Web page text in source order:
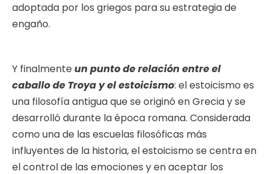
adoptada por los griegos para su estrategia de
engaño.
Y finalmenteun punto de relación entre el
caballo de Troya y el estoicismo: el estoicismo es
una filosofía antigua que se originó en Grecia y se
desarrolló durante la época romana. Considerada
como una de las escuelas filosóficas más
influyentes de la historia, el estoicismo se centra en
el control de las emociones y en aceptar los